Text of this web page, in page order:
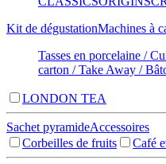
Kit de dégustationMachines à
Tasses en porcelaine /
carton / Take Away /
LONDON TEA
Sachet pyramideAccessoires
Corbeilles de fruits
Café